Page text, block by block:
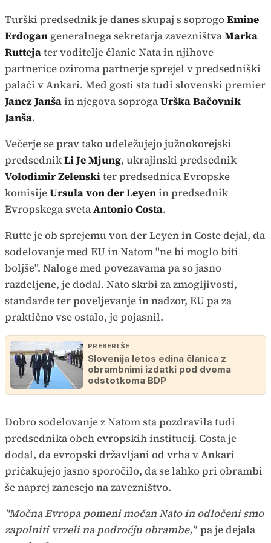
Turški predsednik je danes skupaj s soprogoEmine
Erdogan generalnega sekretarja zavezništvaMarka
Ruttejater voditelje članic Nata in njihove
partnerice oziroma partnerje sprejel v predsedniški
palači v Ankari. Med gosti sta tudi slovenski premier
Janez Janšain njegova soprogaUrška Bačovnik
Janša.
Večerje se prav tako udeležujejo južnokorejski
predsednikLi Je Mjung, ukrajinski predsednik
Volodimir Zelenskiter predsednica Evropske
komisijeUrsula von der Leyenin predsednik
Evropskega svetaAntonio Costa.
Rutte je ob sprejemu von der Leyen in Coste dejal, da
sodelovanje med EU in Natom "ne bi moglo biti
boljše". Naloge med povezavama pa so jasno
razdeljene, je dodal. Nato skrbi za zmogljivosti,
standarde ter poveljevanje in nadzor, EU pa za
praktično vse ostalo, je pojasnil.
PREBERI ŠE
Slovenija letos edina članica z
obrambnimi izdatki pod dvema
odstotkoma BDP
Dobro sodelovanje z Natom sta pozdravila tudi
predsednika obeh evropskih institucij. Costa je
dodal, da evropski državljani od vrha v Ankari
pričakujejo jasno sporočilo, da se lahko pri obrambi
še naprej zanesejo na zavezništvo.
"Močna Evropa pomeni močan Nato in odločeni smo
zapolniti vrzeli na področju obrambe," pa je dejala